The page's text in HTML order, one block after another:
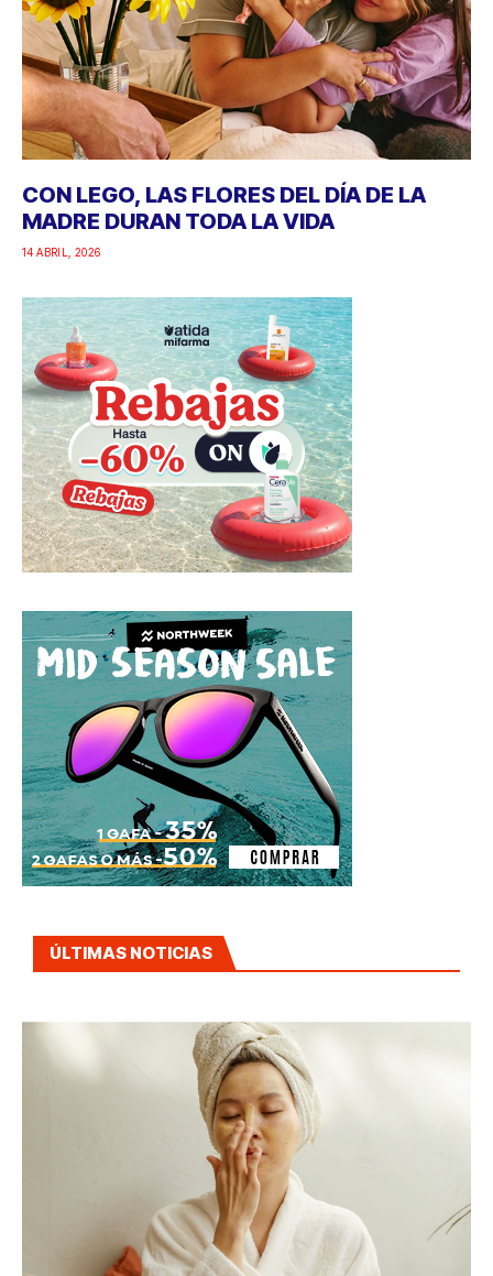
CON LEGO, LAS FLORES DEL DÍA DE LA
MADRE DURAN TODA LA VIDA
14 ABRIL, 2026
ÚLTIMAS NOTICIAS